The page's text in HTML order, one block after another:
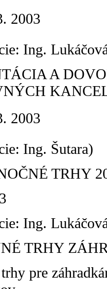
2003
Ing.
A
2003
Ing. Šutara)
TRHY
Ing.
TRHY
pre